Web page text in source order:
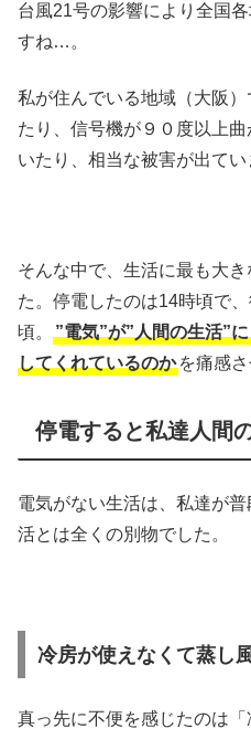
台風21号の影響により全国
すね…。
私が住んでいる地域（大阪
たり、信号機が９０度以上
いたり、相当な被害が出てい
そんな中で、生活に最も大
た。停電したのは14時頃で
頃。
”電気”が”人間の生活”
してくれているのか を痛感
停電すると私達人間
電気がない生活は、私達が
活とは全くの別物でした。
冷房が使えなくて蒸し
真っ先に不便を感じたのは